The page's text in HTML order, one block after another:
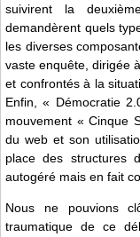
suivirent la
demandèrent quels
les diverses
vaste enquête, dirigée
et confrontés à la
Enfin, « Démocratie
mouvement « Cinque
du web et son
place des structures
autogéré mais en fait
Nous ne pouvions
traumatique de ce